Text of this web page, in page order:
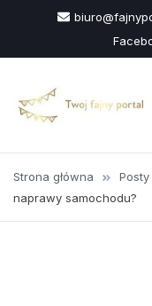
treści
Strona główna Posty
naprawy samochodu?